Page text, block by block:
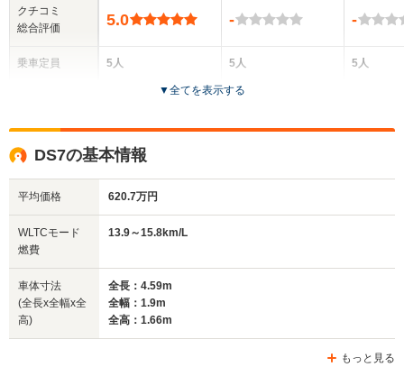
クチコミ
総合評価
乗車定員
サイズ
(全長x全幅x全高)
5.0
5人
全幅
1.9m
-
5人
5ドア
-
5人
▼全てを表示する
DS7の基本情報
平均価格 620.7万円
WLTCモード
燃費
13.9～15.8km/L
車体寸法
(全長x全幅x全
高)
全長：4.59m
全幅：1.9m
全高：1.66m
もっと見る